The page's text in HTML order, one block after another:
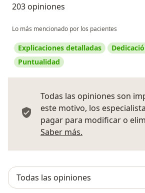
203 opiniones
Lo más mencionado por los pacientes
Explicaciones detalladas
Puntualidad
Todas las opiniones son
este motivo, los
pagar para modificar o
Saber más.